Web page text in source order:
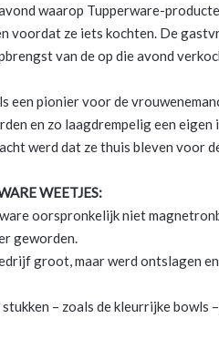
waarop Tupperware-
voordat ze iets kochten. De
van de op die avond
een pionier voor de
en zo laagdrempelig een
werd dat ze thuis bleven voor
WEETJES:
oorspronkelijk niet
geworden.
groot, maar werd ontslagen
stukken – zoals de kleurrijke bowls